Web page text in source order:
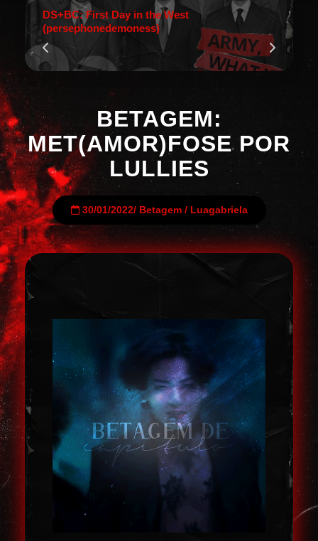
DS+BC: First Day in the West
(persephonedemoness)
BETAGEM:
MET(AMOR)FOSE POR
LULLIES
30/01/2022/ Betagem/ Luagabriela